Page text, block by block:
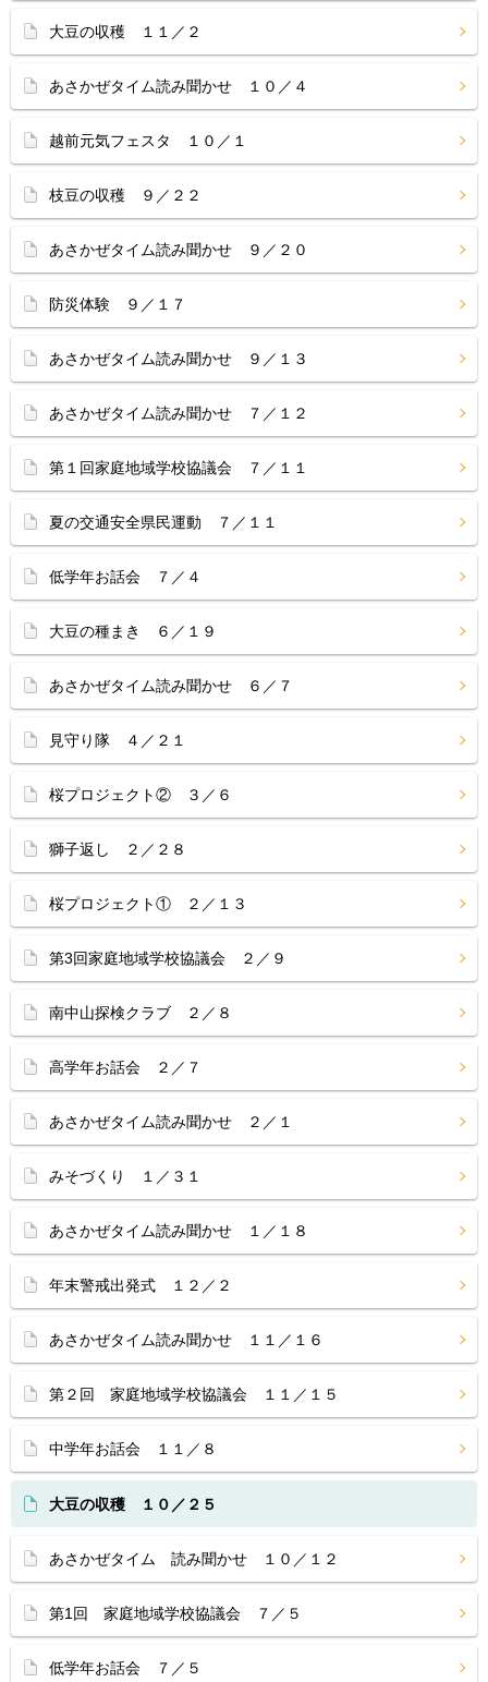
大豆の収穫 １１／２
あさかぜタイム読み聞かせ １０／４
越前元気フェスタ １０／１
枝豆の収穫 ９／２２
あさかぜタイム読み聞かせ ９／２０
防災体験 ９／１７
あさかぜタイム読み聞かせ ９／１３
あさかぜタイム読み聞かせ ７／１２
第１回家庭地域学校協議会 ７／１１
夏の交通安全県民運動 ７／１１
低学年お話会 ７／４
大豆の種まき ６／１９
あさかぜタイム読み聞かせ ６／７
見守り隊 ４／２１
桜プロジェクト② ３／６
獅子返し ２／２８
桜プロジェクト① ２／１３
第3回家庭地域学校協議会 ２／９
南中山探検クラブ ２／８
高学年お話会 ２／７
あさかぜタイム読み聞かせ ２／１
みそづくり １／３１
あさかぜタイム読み聞かせ １／１８
年末警戒出発式 １２／２
あさかぜタイム読み聞かせ １１／１６
第２回 家庭地域学校協議会 １１／１５
中学年お話会 １１／８
大豆の収穫 １０／２５
あさかぜタイム 読み聞かせ １０／１２
第1回 家庭地域学校協議会 ７／５
低学年お話会 ７／５